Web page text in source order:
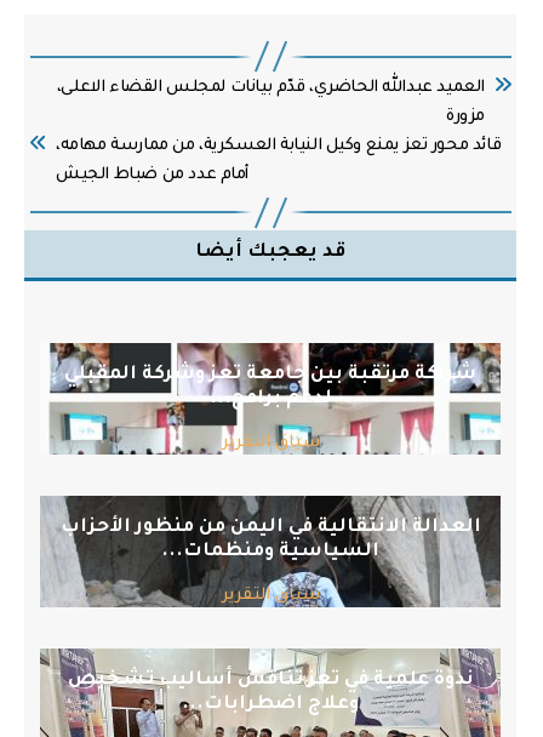
العميد عبدالله الحاضري، قدّم بيانات لمجلس القضاء الاعلى،
مزورة
قائد محور تعز يمنع وكيل النيابة العسكرية، من ممارسة مهامه،
أمام عدد من ضباط الجيش
قد يعجبك أيضا
شراكة مرتقبة بين جامعة تعز وشركة المقبلي
لدعم برامج...
سياق التقرير
العدالة الانتقالية في اليمن من منظور الأحزاب
السياسية ومنظمات...
سياق التقرير
ندوة علمية في تعز تناقش أساليب تشخيص
وعلاج اضطرابات...